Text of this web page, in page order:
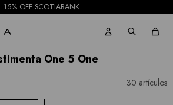
15% OFF SCOTIABANK
One 5 One
30 artículos